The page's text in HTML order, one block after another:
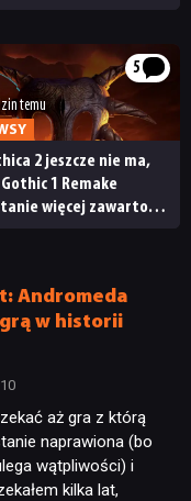
TECHNICZNA]
5
temu
2 jeszcze nie ma,
1 Remake
więcej zawartości.
Andromeda
w historii
aż gra z którą
naprawiona (bo
wątpliwości) i
kilka lat,